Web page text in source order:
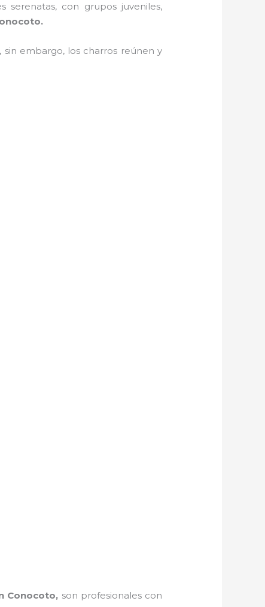
serenatas, con grupos juveniles,
embargo, los charros reúnen y
Conocoto, son profesionales con